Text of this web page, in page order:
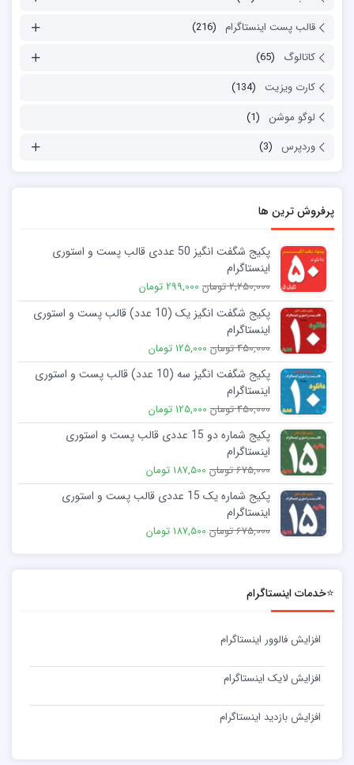
قالب پست اینستاگرام (216)
کاتالوگ
(65)
کارت ویزیت
(134)
لوگو موشن
(1)
وردپرس
(3)
پرفروش ترین ها
پکیج شگفت انگیز 50 عددی قالب پست و استوری
اینستاگرام
2,250,000 تومان 299,000 تومان
پکیج شگفت انگیز یک (10 عدد) قالب پست و استوری
اینستاگرام
450,000 تومان 125,000 تومان
پکیج شگفت انگیز سه (10 عدد) قالب پست و استوری
اینستاگرام
450,000 تومان 125,000 تومان
پکیج شماره دو 15 عددی قالب پست و استوری
اینستاگرام
675,000 تومان 187,500 تومان
پکیج شماره یک 15 عددی قالب پست و استوری
اینستاگرام
675,000 تومان 187,500 تومان
⭐خدمات اینستاگرام
افزایش فالوور اینستاگرام
افزایش لایک اینستاگرام
افزایش بازدید اینستاگرام